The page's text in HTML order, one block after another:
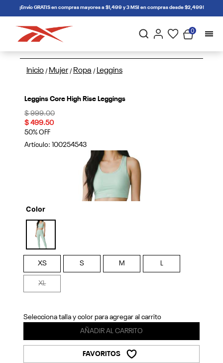
connectif¡Envío GRATIS en compras mayores a $1,499 y 3 MSI en compras desde $2,499!
0
Inicio / Mujer / Ropa / Leggins
Leggins Core High Rise Leggings
Price reduced from
$ 999.00to
$ 499.50
50% OFF
Artículo: 100254543
Previous
Color
selected
XS S M L
XL
Selecciona talla y color para agregar al carrito
AÑADIR AL CARRITO
FAVORITOS